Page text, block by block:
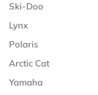
Ski-Doo
Lynx
Polaris
Arctic Cat
Yamaha